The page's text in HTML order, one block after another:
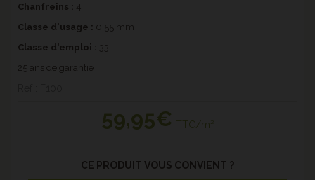
Chanfreins : 4
Classe d'usage : 0,55 mm
Classe d'emploi : 33
25 ans de garantie
59,95€ TTC/m²
CE PRODUIT VOUS CONVIENT ?